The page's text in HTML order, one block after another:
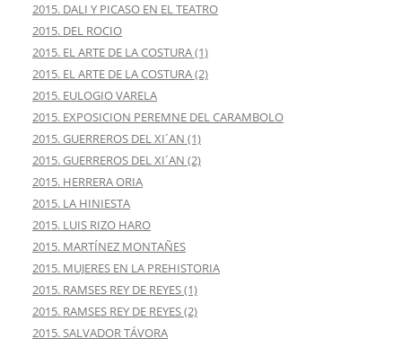
2015. DALI Y PICASO EN EL TEATRO
2015. DEL ROCIO
2015. EL ARTE DE LA COSTURA (1)
2015. EL ARTE DE LA COSTURA (2)
2015. EULOGIO VARELA
2015. EXPOSICION PEREMNE DEL CARAMBOLO
2015. GUERREROS DEL XI´AN (1)
2015. GUERREROS DEL XI´AN (2)
2015. HERRERA ORIA
2015. LA HINIESTA
2015. LUIS RIZO HARO
2015. MARTÍNEZ MONTAÑES
2015. MUJERES EN LA PREHISTORIA
2015. RAMSES REY DE REYES (1)
2015. RAMSES REY DE REYES (2)
2015. SALVADOR TÁVORA